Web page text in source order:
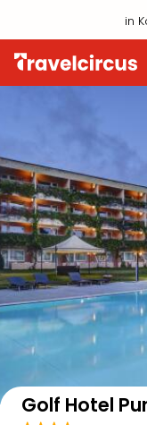
in
Golf Hotel